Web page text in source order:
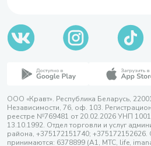
ООО «Кравт». Республика Беларусь,
Независимости, 76, оф. 103.
реестре №769481 от 20.02.2026 УНП
13.10.1992. Отдел торговли и услуг
района, +375172151740;
принимаются: 6378899 (А1, МТС, life,